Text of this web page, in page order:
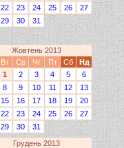
22 23 24 25 26
27
29 30 31
Жовтень 2013
Вт Ср Чт Пт Сб
Нд
1
2 3 4 5
6
8 9 10 11 12
13
15 16 17 18 19
20
22 23 24 25 26
27
29 30
31
Грудень 2013